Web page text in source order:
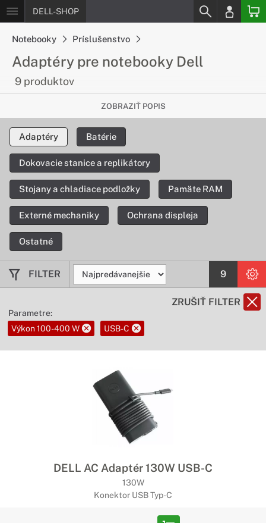
DELL-SHOP
Notebooky Príslušenstvo
Adaptéry pre notebooky Dell
9 produktov
Nabíjanie rýchlo a pohodlne
Ak potrebujete nový adaptér, máme pre Vás ponuku
originálnych adaptérov pre zariadenia DELL, ktoré Vám
ZOBRAZIŤ POPIS
Adaptéry Batérie
Dokovacie stanice a replikátory
Stojany a chladiace podložky Pamäte RAM
Externé mechaniky Ochrana displeja
Ostatné
FILTER 9
Parametre:
Výkon 100-400 W
USB-C
ZRUŠIŤ FILTER
DELL AC Adaptér 130W USB-C
130W
Konektor USB Typ-C